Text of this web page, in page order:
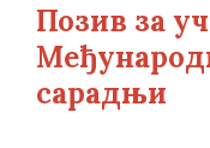
Позив за
сарадњи